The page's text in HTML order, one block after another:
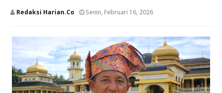
Redaksi Harian.co Senin, Februari 16, 2026